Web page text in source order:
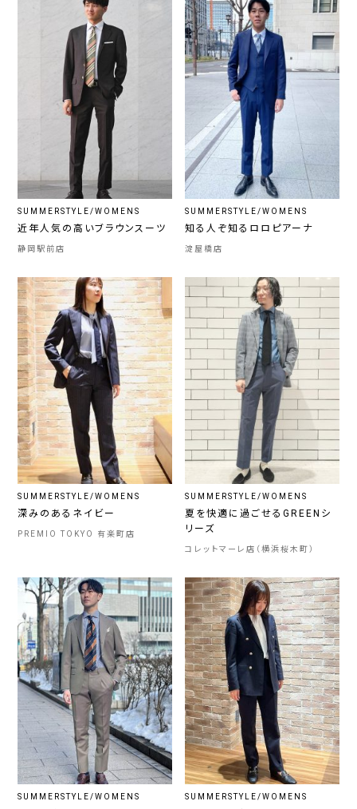
SUMMERSTYLE/WOMENS
近年人気の高いブラウンスーツ
静岡駅前店
SUMMERSTYLE/WOMENS
知る人ぞ知るロロピアーナ
淀屋橋店
SUMMERSTYLE/WOMENS
深みのあるネイビー
PREMIO TOKYO 有楽町店
SUMMERSTYLE/WOMENS
夏を快適に過ごせるGREENシ
リーズ
コレットマーレ店（横浜桜木町）
SUMMERSTYLE/WOMENS SUMMERSTYLE/WOMENS